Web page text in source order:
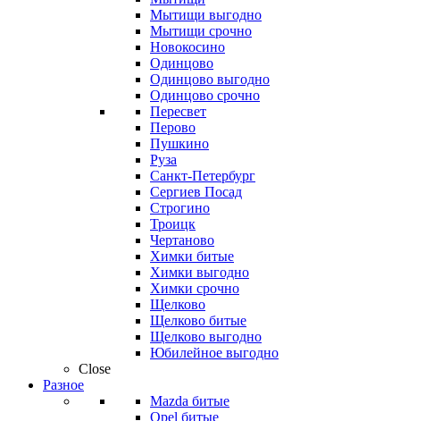
Мытищи выгодно
Мытищи срочно
Новокосино
Одинцово
Одинцово выгодно
Одинцово срочно
Пересвет
Перово
Пушкино
Руза
Санкт-Петербург
Сергиев Посад
Строгино
Троицк
Чертаново
Химки битые
Химки выгодно
Химки срочно
Щелково
Щелково битые
Щелково выгодно
Юбилейное выгодно
Close
Разное
Mazda битые
Opel битые